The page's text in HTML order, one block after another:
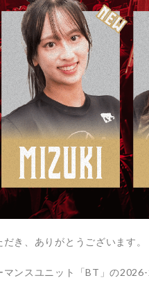
き、ありがとうございます。
ンスユニット「BT」の